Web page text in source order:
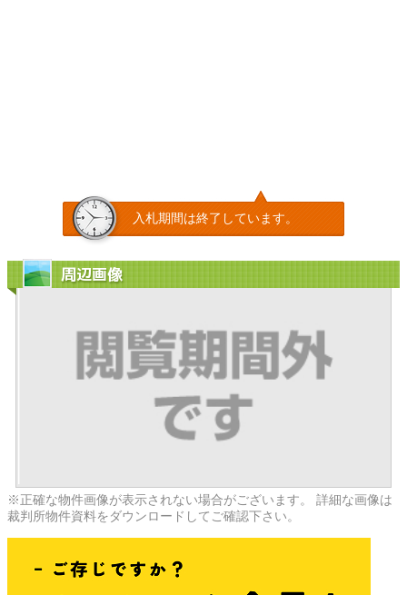
入札期間は終了しています。
周辺画像
※正確な物件画像が表示されない場合がございます。 詳細な画像は
裁判所物件資料をダウンロードしてご確認下さい。